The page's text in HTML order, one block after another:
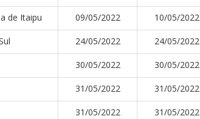
de Itaipu 09/05/2022 10/05/2022
24/05/2022 24/05/2022
30/05/2022 30/05/2022
31/05/2022 31/05/2022
31/05/2022 31/05/2022